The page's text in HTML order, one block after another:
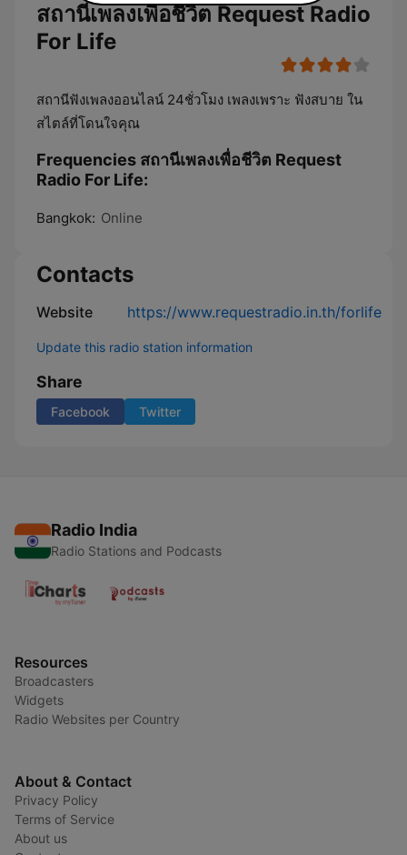
สถานีเพลงเพื่อชีวิต Request Radio
For Life
สถานีฟังเพลงออนไลน์ 24ชั่วโมง เพลงเพราะ ฟังสบาย ใน
สไตล์ที่โดนใจคุณ
Frequencies สถานีเพลงเพื่อชีวิต Request
Radio For Life:
Bangkok: Online
Contacts
Website https://www.requestradio.in.th/forlife
Update this radio station information
Share
Facebook Twitter
Radio India
Radio Stations and Podcasts
Resources
Broadcasters
Widgets
Radio Websites per Country
About & Contact
Privacy Policy
Terms of Service
About us